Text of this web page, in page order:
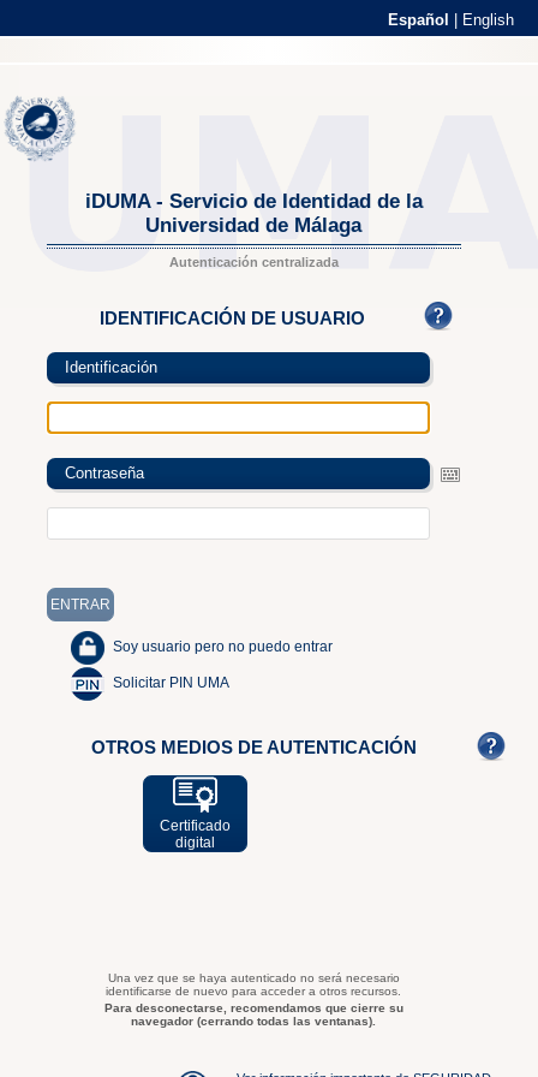
Español English
iDUMA - Servicio de Identidad de la
Universidad de Málaga
Autenticación centralizada
IDENTIFICACIÓN DE USUARIO
Identificación
Contraseña
Soy usuario pero no puedo entrar
Solicitar PIN UMA
OTROS MEDIOS DE AUTENTICACIÓN
Certificado
digital
Una vez que se haya autenticado no será necesario
identificarse de nuevo para acceder a otros recursos.
Para desconectarse, recomendamos que cierre su
navegador (cerrando todas las ventanas).